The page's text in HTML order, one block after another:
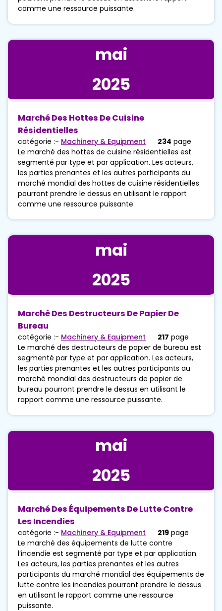
comme une ressource puissante.
mai
2025
Marché Des Hottes De Cuisine
Résidentielles
catégorie :- Machinery & Equipment 234 page
Le marché des hottes de cuisine résidentielles est
segmenté par type et par application. Les acteurs,
les parties prenantes et les autres participants du
marché mondial des hottes de cuisine résidentielles
pourront prendre le dessus en utilisant le rapport
comme une ressource puissante.
mai
2025
Marché Des Destructeurs De Papier De
Bureau
catégorie :- Machinery & Equipment 217 page
Le marché des destructeurs de papier de bureau est
segmenté par type et par application. Les acteurs,
les parties prenantes et les autres participants au
marché mondial des destructeurs de papier de
bureau pourront prendre le dessus en utilisant le
rapport comme une ressource puissante.
mai
2025
Marché Des Équipements De Lutte Contre
Les Incendies
catégorie :- Machinery & Equipment 219 page
Le marché des équipements de lutte contre
l’incendie est segmenté par type et par application.
Les acteurs, les parties prenantes et les autres
participants du marché mondial des équipements de
lutte contre les incendies pourront prendre le dessus
en utilisant le rapport comme une ressource
puissante.